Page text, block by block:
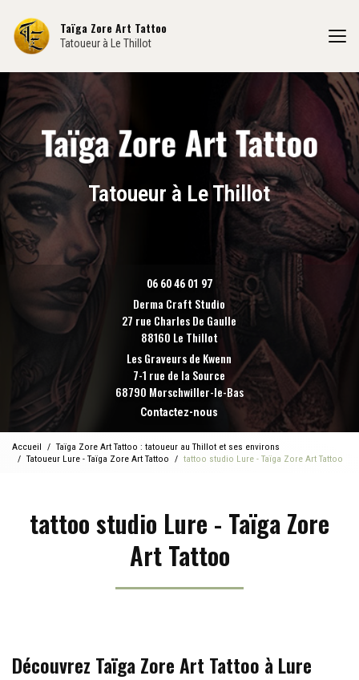
contenu
principal
Taïga Zore Art Tattoo
Tatoueur à Le Thillot
Tatoueur à Le Thillot
06 60 46 01 97
Derma Craft Studio
27 rue Charles De Gaulle
88160 Le Thillot
Les Graveurs de Kwenn
7-1 rue de la Source
68790 Morschwiller-le-Bas
Contactez-nous
Accueil
Taïga Zore Art Tattoo : tatoueur au Thillot et ses environs
Tatoueur Lure - Taïga Zore Art Tattoo
tattoo studio Lure - Taïga Zore Art Tattoo
tattoo studio Lure - Taïga Zore
Art Tattoo
Découvrez Taïga Zore Art Tattoo à Lure